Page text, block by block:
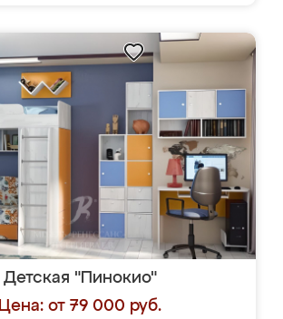
Детская "Пинокио"
Цена: от 79 000 руб.